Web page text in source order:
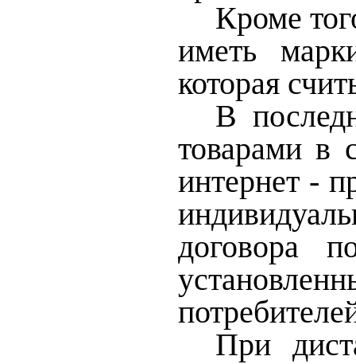
Кроме
иметь
которая
В
товарами в
интернет -
договора
При